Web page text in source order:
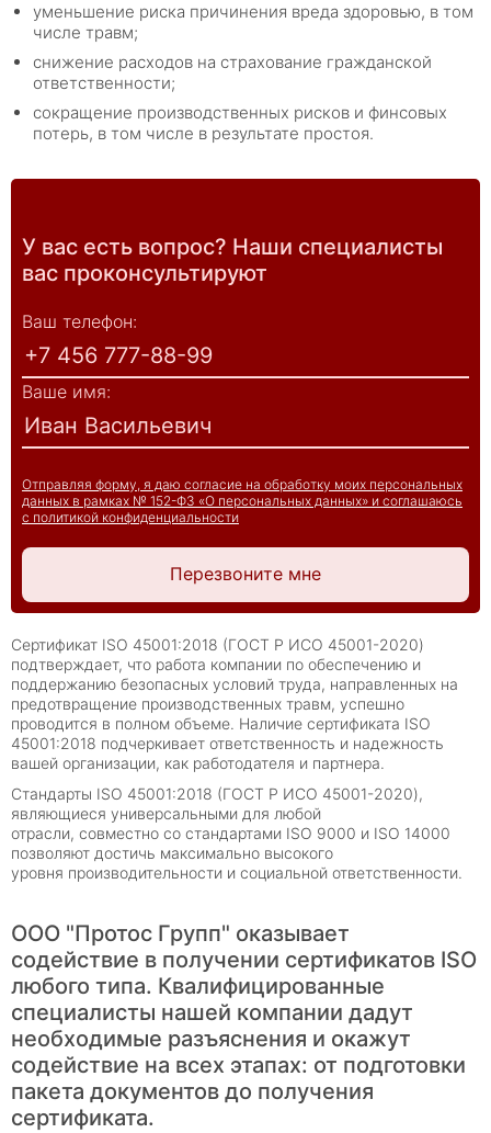
уменьшение риска причинения вреда здоровью, в том
числе травм;
снижение расходов на страхование гражданской
ответственности;
сокращение производственных рисков и финсовых
потерь, в том числе в результате простоя.
У вас есть вопрос? Наши специалисты
вас проконсультируют
Ваш телефон:
Ваше имя:
Отправляя форму, я даю согласие на обработку моих персональных
данных в рамках № 152-ФЗ «О персональных данных» и соглашаюсь
с политикой конфиденциальности
Перезвоните мне
Сертификат ISO 45001:2018 (ГОСТ Р ИСО 45001-2020)
подтверждает, что работа компании по обеспечению и
поддержанию безопасных условий труда, направленных на
предотвращение производственных травм, успешно
проводится в полном объеме. Наличие сертификата ISO
45001:2018 подчеркивает ответственность и надежность
вашей организации, как работодателя и партнера.
Стандарты ISO 45001:2018 (ГОСТ Р ИСО 45001-2020),
являющиеся универсальными для любой
отрасли, совместно со стандартами ISO 9000 и ISO 14000
позволяют достичь максимально высокого
уровня производительности и социальной ответственности.
ООО "Протос Групп" оказывает
содействие в получении сертификатов ISO
любого типа. Квалифицированные
специалисты нашей компании дадут
необходимые разъяснения и окажут
содействие на всех этапах: от подготовки
пакета документов до получения
сертификата.